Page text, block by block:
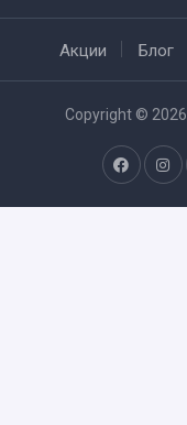
Акции Блог
Copyright © 2026